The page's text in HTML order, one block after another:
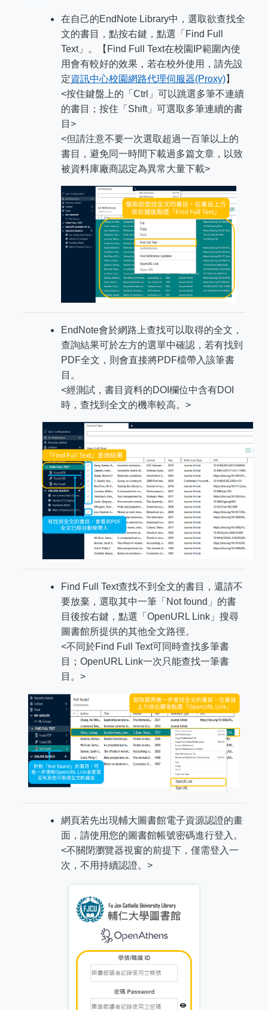
在自己的EndNote Library中，選取欲查找全
文的書目，點按右鍵，點選「Find Full
Text」。【Find Full Text在校園IP範圍內使
用會有較好的效果，若在校外使用，請先設
定資訊中心校園網路代理伺服器(Proxy)】
<按住鍵盤上的「Ctrl」可以跳選多筆不連續
的書目；按住「Shift」可選取多筆連續的書
目>
<但請注意不要一次選取超過一百筆以上的
書目，避免同一時間下載過多篇文章，以致
被資料庫廠商認定為異常大量下載>
EndNote會於網路上查找可以取得的全文，
查詢結果可於左方的選單中確認，若有找到
PDF全文，則會直接將PDF檔帶入該筆書
目。
<經測試，書目資料的DOI欄位中含有DOI
時，查找到全文的機率較高。>
Find Full Text查找不到全文的書目，還請不
要放棄，選取其中一筆「Not found」的書
目後按右鍵，點選「OpenURL Link」搜尋
圖書館所提供的其他全文路徑。
<不同於Find Full Text可同時查找多筆書
目；OpenURL Link一次只能查找一筆書
目。>
網頁若先出現輔大圖書館電子資源認證的畫
面，請使用您的圖書館帳號密碼進行登入。
<不關閉瀏覽器視窗的前提下，僅需登入一
次，不用持續認證。>